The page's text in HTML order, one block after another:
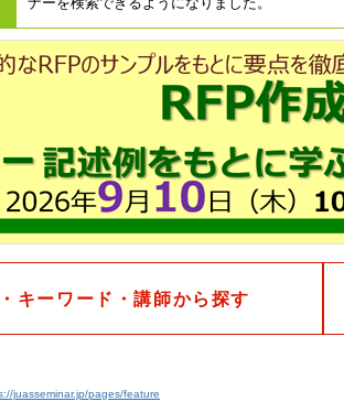
キーワード・講師から探す
juasseminar.jp/pages/feature